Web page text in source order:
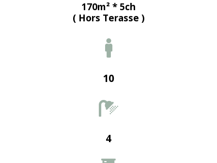
170m² * 5ch
( Hors Terasse )

10

4